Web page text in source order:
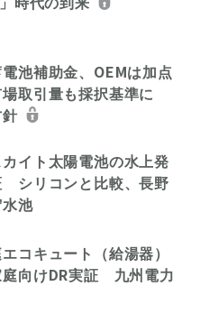
池補助金、OEMは加点
取引量も採択基準に
イト太陽電池の水上発
シリコンと比較、長野
池
コキュート（給湯器）
庭向けDR実証 九州電力